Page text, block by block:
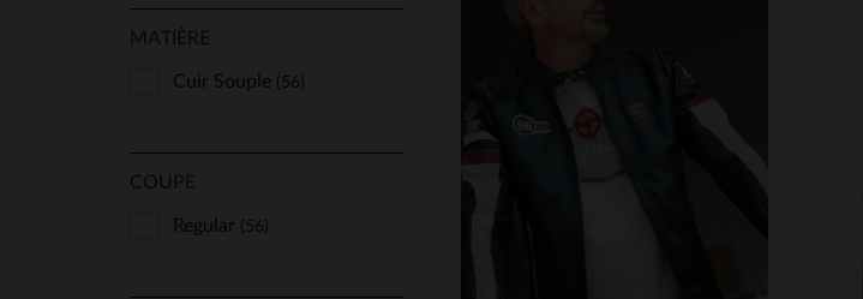
MATIÈRE
Cuir Souple (56)
COUPE
Regular (56)